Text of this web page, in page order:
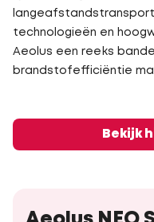
technologieën en
Aeolus een reeks
brandstofefficiëntie
Bekijk